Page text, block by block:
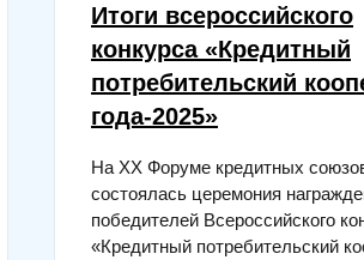
Итоги всероссийского
конкурса «Кредитный
потребительский
года-2025»
На XX Форуме кредитных
состоялась церемония
победителей Всероссийского
«Кредитный потребительский